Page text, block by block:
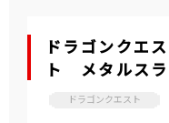
ドラゴンクエ
ト メタルス
ドラゴンクエスト